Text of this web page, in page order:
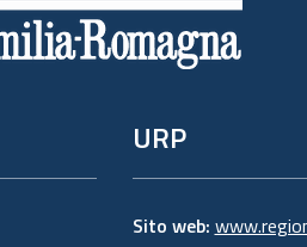
URP
Sito web: